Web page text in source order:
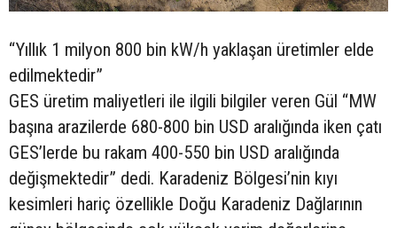
“Yıllık 1 milyon 800 bin kW/h yaklaşan üretimler elde
edilmektedir”
GES üretim maliyetleri ile ilgili bilgiler veren Gül “MW
başına arazilerde 680-800 bin USD aralığında iken çatı
GES’lerde bu rakam 400-550 bin USD aralığında
değişmektedir” dedi. Karadeniz Bölgesi’nin kıyı
kesimleri hariç özellikle Doğu Karadeniz Dağlarının